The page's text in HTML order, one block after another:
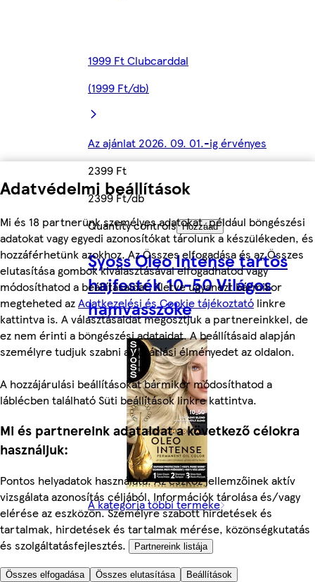
Adatvédelmi beállítások
Mi és 18 partnerünk személyes adatokat, például böngészési
adatokat vagy egyedi azonosítókat tárolunk a készülékeden, és
hozzáférhetünk azokhoz. Az Összes elfogadása és az Összes
elutasítása gombok kiválasztásával elfogadhatod vagy
módosíthatod a beállításaidat, illetve ugyanezt bármikor
megteheted azAdatkezelési és Cookie tájékoztató linkre
kattintva is. A választásaidat megosztjuk a partnereinkkel, de
ez nem érinti a böngészési adataidat. A beállításaid alapján
személyre tudjuk szabni a vásárlási élményedet az oldalon.
A hozzájárulási beállításokat bármikor módosíthatod a
láblécben található Süti beállítások linkre kattintva.
Mi és partnereink adataidat a következő célokra
használjuk:
Pontos helyadatok használata. Az eszköz jellemzőinek aktív
vizsgálata azonosítás céljából. Információk tárolása és/vagy
elérése az eszközön. Személyre szabott hirdetések és
tartalmak, hirdetések és tartalmak mérése, közönségkutatás
és szolgáltatásfejlesztés.
Partnereink listája
Összes elfogadása Összes elutasítása Beállítások
1999 Ft Clubcarddal
(1999 Ft/db)
Az ajánlat 2026. 09. 01.-ig érvényes
2399 Ft
2399 Ft/db
Quantity controls Hozzáad
Syoss Oleo Intense tartós
hajfesték 10-50 Világos
hamvasszőke
A kategória többi terméke
1999 Ft Clubcarddal